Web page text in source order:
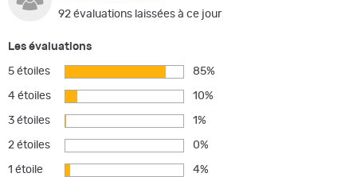
92 évaluations laissées à ce jour
Les évaluations
5 étoiles 85%
4 étoiles 10%
3 étoiles 1%
2 étoiles 0%
1 étoile 4%